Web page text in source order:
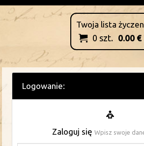
Twoja lista życzen
 0 szt. 0.00 €
Logowanie:
Zaloguj się Wpisz swoje